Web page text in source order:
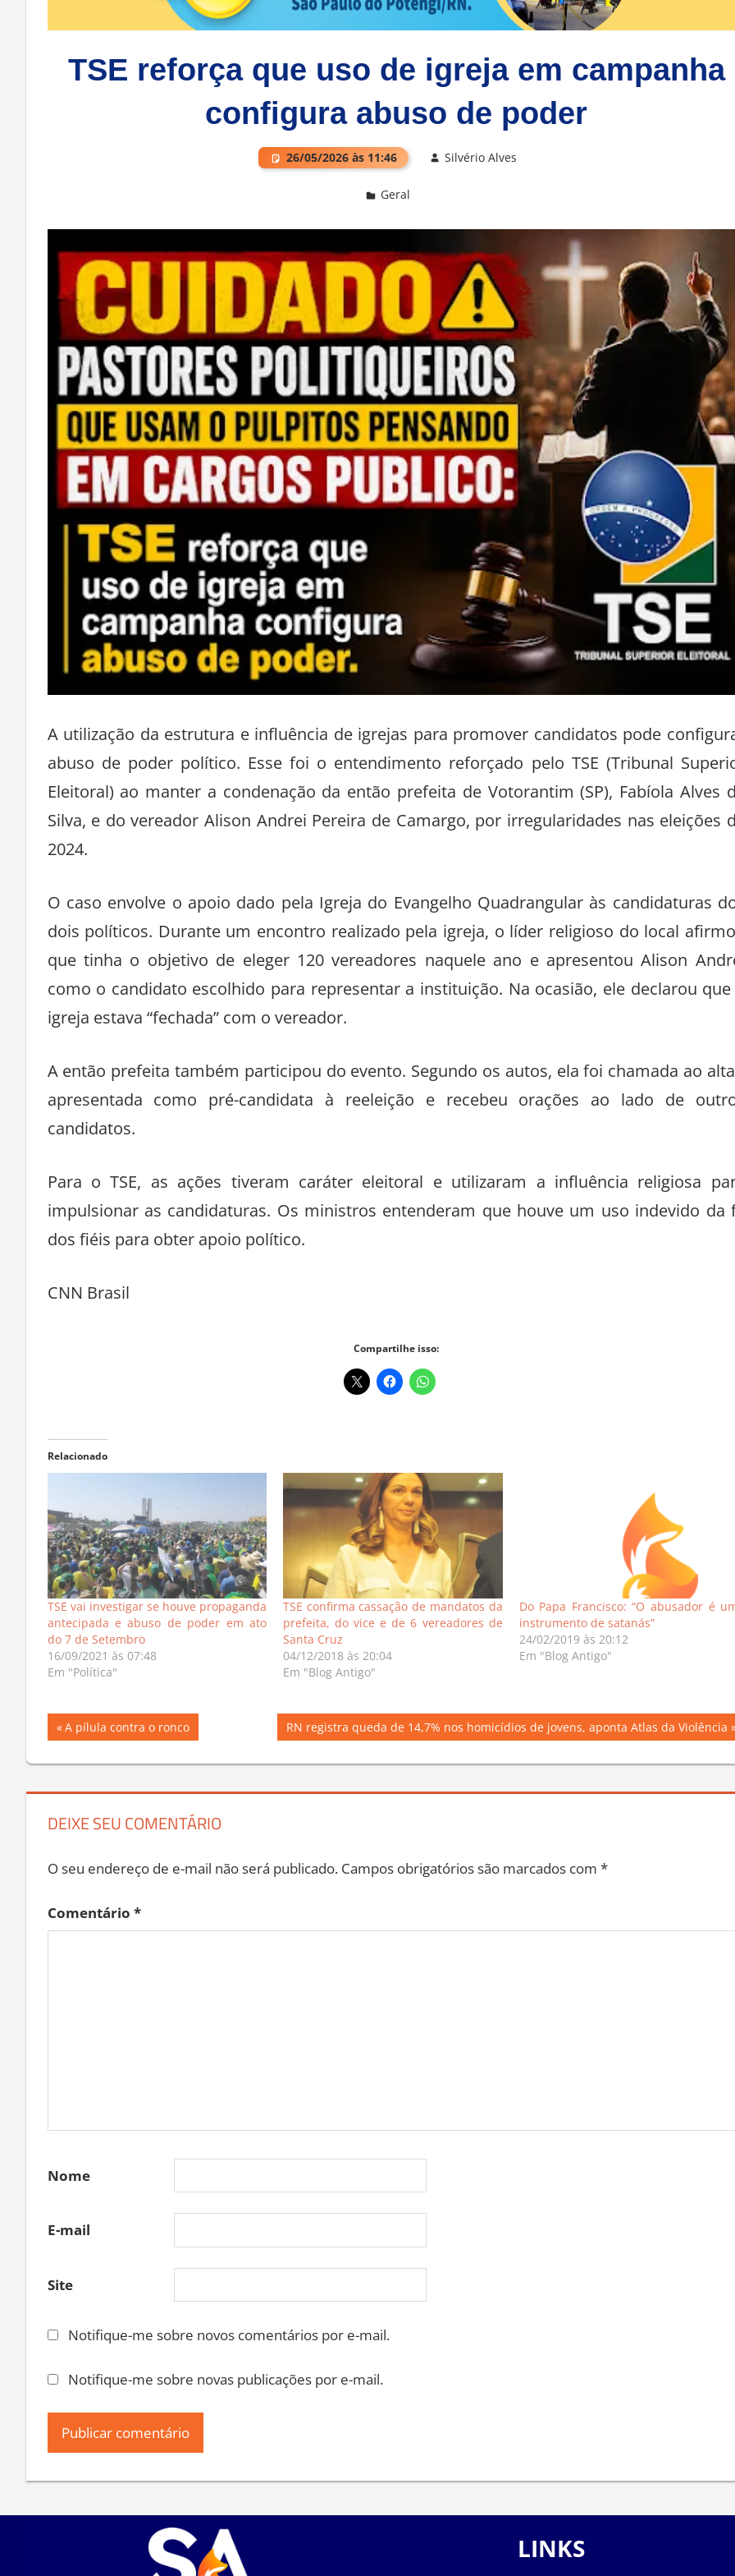
TSE reforça que uso de igreja em campanha
configura abuso de poder
26/05/2026 às 11:46
A utilização da estrutura e influência de igrejas para promover candidatos pode
abuso de poder político. Esse foi o entendimento reforçado pelo TSE (Tribunal
Eleitoral) ao manter a condenação da então prefeita de Votorantim (SP), Fabíola Alves
Silva, e do vereador Alison Andrei Pereira de Camargo, por irregularidades nas eleições
2024.
O caso envolve o apoio dado pela Igreja do Evangelho Quadrangular às candidaturas
dois políticos. Durante um encontro realizado pela igreja, o líder religioso do local
que tinha o objetivo de eleger 120 vereadores naquele ano e apresentou Alison
como o candidato escolhido para representar a instituição. Na ocasião, ele declarou que
igreja estava “fechada” com o vereador.
A então prefeita também participou do evento. Segundo os autos, ela foi chamada ao
apresentada como pré-candidata à reeleição e recebeu orações ao lado de
candidatos.
Para o TSE, as ações tiveram caráter eleitoral e utilizaram a influência religiosa
impulsionar as candidaturas. Os ministros entenderam que houve um uso indevido da
dos fiéis para obter apoio político.
CNN Brasil
Compartilhe isso:
TSE vai investigar se houve propaganda
antecipada e abuso de poder em ato
do 7 de Setembro
16/09/2021 às 07:48
TSE confirma cassação de mandatos da
prefeita, do vice e de 6 vereadores de
Santa Cruz
04/12/2018 às 20:04
Em "Blog Antigo"
Do Papa Francisco: “O abusador é
instrumento de satanás”
24/02/2019 às 20:12
Em "Blog Antigo"
Navegação
de
Post
Previous
A pílula contra o ronco
Next
RN registra queda de 14,7% nos homicídios de jovens, aponta Atlas da Violência
DEIXE SEU COMENTÁRIO
O seu endereço de e-mail não será publicado. Campos obrigatórios são marcados com
Comentário
Nome
E-mail
Site
Notifique-me sobre novos comentários por e-mail.
Notifique-me sobre novas publicações por e-mail.
LINKS